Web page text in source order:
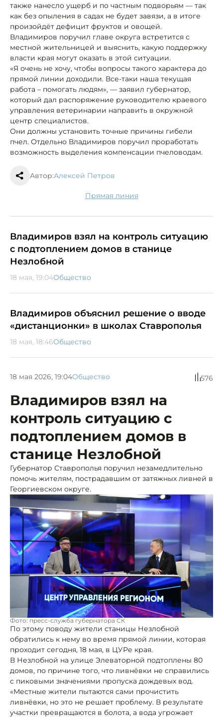
также нанесло ущерб и по частным подворьям — так
как без опыления в садах не будет завязи, а в итоге
произойдёт дефицит фруктов и овощей.
Владимиров поручил главе округа встретится с
местной жительницей и выяснить, какую поддержку
власти края могут оказать в этой ситуации.
«Я очень не хочу, чтобы вопросы такого характера до
прямой линии доходили. Все-таки наша текущая
работа – помогать людям», — заявил губернатор,
который дал распоряжение руководителю краевого
управления ветеринарии направить в окружной
центр специалистов.
Они должны установить точные причины гибели
пчел. Отдельно Владимиров поручил проработать
возможность выделения компенсации пчеловодам.
Автор:Алексей Петров
Прямая линия
Владимиров взял на контроль ситуацию
с подтоплением домов в станице
Незлобной
18 мая, 19:04Общество
Владимиров объяснил решение о вводе
«дистанционки» в школах Ставрополья
18 мая, 18:46Общество
18 мая 2026, 19:04Общество 576
Владимиров взял на
контроль ситуацию с
подтоплением домов в
станице Незлобной
Губернатор Ставрополья поручил незамедлительно
помочь жителям, пострадавшим от затяжных ливней в
Георгиевском округе.
Фото: пресс-служба губернатора СК
По этому поводу жители станицы Незлобной
обратились к нему во время прямой линии, которая
проходит сегодня, 18 мая, в ЦУРе края.
В Незлобной на улице Элеваторной подтоплены 80
домов, по причине того, что ливнёвки не справились
с пиковыми значениями пропуска дождевых вод.
«Местные жители пытаются сами прочистить
ливнёвки, но это не решает проблему. В результате
участки превращаются в болота, а вода угрожает